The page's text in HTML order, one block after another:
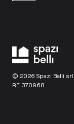
© 2026 Spazi Belli
RE 370968